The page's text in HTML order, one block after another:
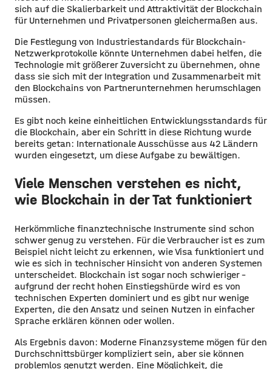
sich auf die Skalierbarkeit und Attraktivität der Blockchain
für Unternehmen und Privatpersonen gleichermaßen aus.
Die Festlegung von Industriestandards für Blockchain-
Netzwerkprotokolle könnte Unternehmen dabei helfen, die
Technologie mit größerer Zuversicht zu übernehmen, ohne
dass sie sich mit der Integration und Zusammenarbeit mit
den Blockchains von Partnerunternehmen herumschlagen
müssen.
Es gibt noch keine einheitlichen Entwicklungsstandards für
die Blockchain, aber ein Schritt in diese Richtung wurde
bereits getan: Internationale Ausschüsse aus 42 Ländern
wurden eingesetzt, um diese Aufgabe zu bewältigen.
Viele Menschen verstehen es nicht,
wie Blockchain in der Tat funktioniert
Herkömmliche finanztechnische Instrumente sind schon
schwer genug zu verstehen. Für die Verbraucher ist es zum
Beispiel nicht leicht zu erkennen, wie Visa funktioniert und
wie es sich in technischer Hinsicht von anderen Systemen
unterscheidet. Blockchain ist sogar noch schwieriger -
aufgrund der recht hohen Einstiegshürde wird es von
technischen Experten dominiert und es gibt nur wenige
Experten, die den Ansatz und seinen Nutzen in einfacher
Sprache erklären können oder wollen.
Als Ergebnis davon: Moderne Finanzsysteme mögen für den
Durchschnittsbürger kompliziert sein, aber sie können
problemlos genutzt werden. Eine Möglichkeit, die